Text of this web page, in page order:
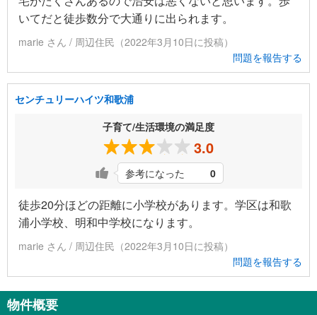
いてだと徒歩数分で大通りに出られます。
marie さん / 周辺住民（2022年3月10日に投稿）
問題を報告する
センチュリーハイツ和歌浦
子育て/生活環境の満足度
3.0
参考になった 0
徒歩20分ほどの距離に小学校があります。学区は和歌
浦小学校、明和中学校になります。
marie さん / 周辺住民（2022年3月10日に投稿）
問題を報告する
物件概要